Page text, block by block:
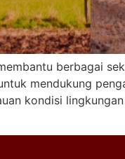
berbagai
mendukung
kondisi